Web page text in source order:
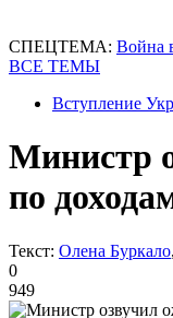
СПЕЦТЕМА: Война
ВСЕ ТЕМЫ
Вступление
Министр
по
Текст: Олена Буркало
0
949